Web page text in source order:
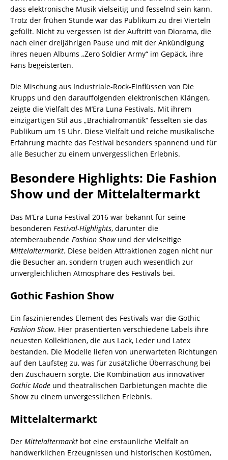
dass elektronische Musik vielseitig und fesselnd sein kann.
Trotz der frühen Stunde war das Publikum zu drei Vierteln
gefüllt. Nicht zu vergessen ist der Auftritt von Diorama, die
nach einer dreijährigen Pause und mit der Ankündigung
ihres neuen Albums „Zero Soldier Army“ im Gepäck, ihre
Fans begeisterten.
Die Mischung aus Industriale-Rock-Einflüssen von Die
Krupps und den darauffolgenden elektronischen Klängen,
zeigte die Vielfalt des M’Era Luna Festivals. Mit ihrem
einzigartigen Stil aus „Brachialromantik“ fesselten sie das
Publikum um 15 Uhr. Diese Vielfalt und reiche musikalische
Erfahrung machte das Festival besonders spannend und für
alle Besucher zu einem unvergesslichen Erlebnis.
Besondere Highlights: Die Fashion
Show und der Mittelaltermarkt
Das M’Era Luna Festival 2016 war bekannt für seine
besonderen Festival-Highlights, darunter die
atemberaubende Fashion Showund der vielseitige
Mittelaltermarkt. Diese beiden Attraktionen zogen nicht nur
die Besucher an, sondern trugen auch wesentlich zur
unvergleichlichen Atmosphäre des Festivals bei.
Gothic Fashion Show
Ein faszinierendes Element des Festivals war die Gothic
Fashion Show. Hier präsentierten verschiedene Labels ihre
neuesten Kollektionen, die aus Lack, Leder und Latex
bestanden. Die Modelle liefen von unerwarteten Richtungen
auf den Laufsteg zu, was für zusätzliche Überraschung bei
den Zuschauern sorgte. Die Kombination aus innovativer
Gothic Mode und theatralischen Darbietungen machte die
Show zu einem unvergesslichen Erlebnis.
Mittelaltermarkt
Der Mittelaltermarkt bot eine erstaunliche Vielfalt an
handwerklichen Erzeugnissen und historischen Kostümen,